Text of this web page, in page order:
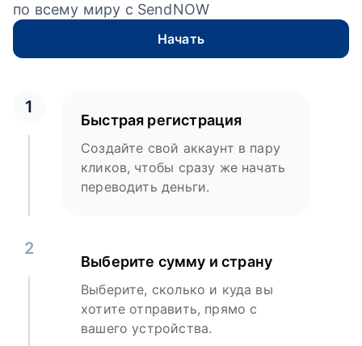
по всему миру с SendNOW
Начать
1
Быстрая регистрация
Создайте свой аккаунт в пару
кликов, чтобы сразу же начать
переводить деньги.
2
Выберите сумму и страну
Выберите, сколько и куда вы
хотите отправить, прямо с
вашего устройства.